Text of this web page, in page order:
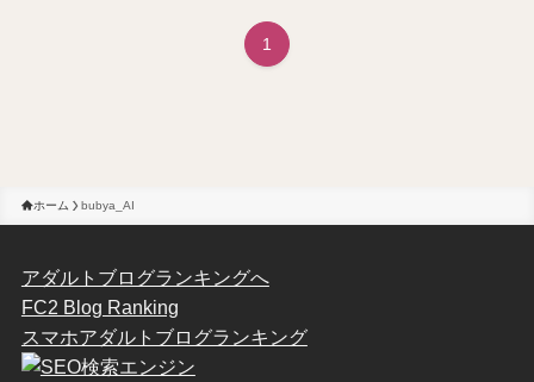
1
ホーム bubya_AI
アダルトブログランキングへ
FC2 Blog Ranking
スマホアダルトブログランキング